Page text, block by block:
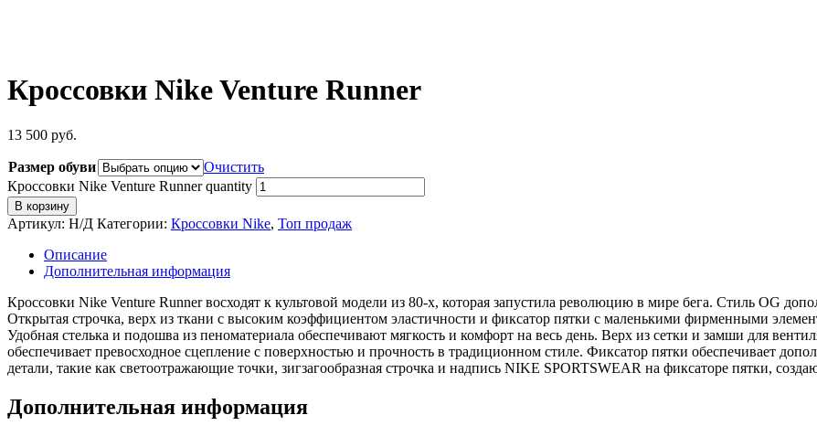
Кроссовки Nike Venture Runner
13 500 руб.
Размер обуви
Очистить
Кроссовки Nike Venture Runner quantity
В корзину
Артикул: Н/Д Категории: Кроссовки Nike, Топ продаж
Описание
Дополнительная информация
Кроссовки Nike Venture Runner восходят к культовой модели из 80-х, которая запустила революцию в мире бега. Стиль OG
Открытая строчка, верх из ткани с высоким коэффициентом эластичности и фиксатор пятки с маленькими фирменными
Удобная стелька и подошва из пеноматериала обеспечивают мягкость и комфорт на весь день. Верх из сетки и замши для
обеспечивает превосходное сцепление с поверхностью и прочность в традиционном стиле. Фиксатор пятки обеспечивает
детали, такие как светоотражающие точки, зигзагообразная строчка и надпись NIKE SPORTSWEAR на фиксаторе пятки,
Дополнительная информация